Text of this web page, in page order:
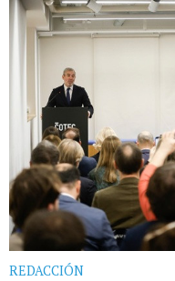
REDACCIÓN